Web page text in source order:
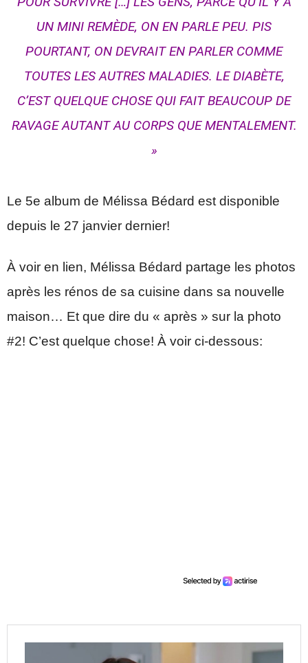
UN MINI REMÈDE, ON EN PARLE PEU. PIS
POURTANT, ON DEVRAIT EN PARLER COMME
TOUTES LES AUTRES MALADIES. LE DIABÈTE,
C’EST QUELQUE CHOSE QUI FAIT BEAUCOUP DE
RAVAGE AUTANT AU CORPS QUE MENTALEMENT.
»
Le 5e album de Mélissa Bédard est disponible
depuis le 27 janvier dernier!
À voir en lien, Mélissa Bédard partage les photos
après les rénos de sa cuisine dans sa nouvelle
maison… Et que dire du « après » sur la photo
#2! C’est quelque chose! À voir ci-dessous: